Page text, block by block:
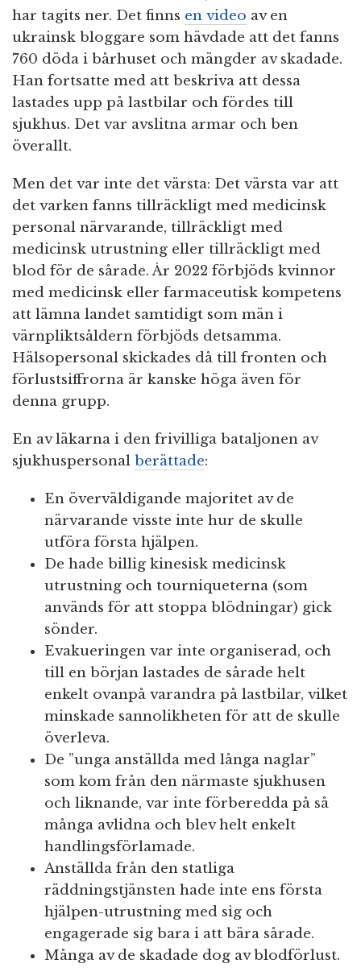
har tagits ner. Det finns en video av en
ukrainsk bloggare som hävdade att det fanns
760 döda i bårhuset och mängder av skadade.
Han fortsatte med att beskriva att dessa
lastades upp på lastbilar och fördes till
sjukhus. Det var avslitna armar och ben
överallt.
Men det var inte det värsta: Det värsta var att
det varken fanns tillräckligt med medicinsk
personal närvarande, tillräckligt med
medicinsk utrustning eller tillräckligt med
blod för de sårade. År 2022 förbjöds kvinnor
med medicinsk eller farmaceutisk kompetens
att lämna landet samtidigt som män i
värnpliktsåldern förbjöds detsamma.
Hälsopersonal skickades då till fronten och
förlustsiffrorna är kanske höga även för
denna grupp.
En av läkarna i den frivilliga bataljonen av
sjukhuspersonal berättade:
En överväldigande majoritet av de
närvarande visste inte hur de skulle
utföra första hjälpen.
De hade billig kinesisk medicinsk
utrustning och tourniqueterna (som
används för att stoppa blödningar) gick
sönder.
Evakueringen var inte organiserad, och
till en början lastades de sårade helt
enkelt ovanpå varandra på lastbilar, vilket
minskade sannolikheten för att de skulle
överleva.
De ”unga anställda med långa naglar”
som kom från den närmaste sjukhusen
och liknande, var inte förberedda på så
många avlidna och blev helt enkelt
handlingsförlamade.
Anställda från den statliga
räddningstjänsten hade inte ens första
hjälpen-utrustning med sig och
engagerade sig bara i att bära sårade.
Många av de skadade dog av blodförlust.